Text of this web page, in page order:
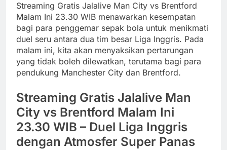
Streaming Gratis Jalalive Man City vs Brentford
Malam Ini 23.30 WIB menawarkan kesempatan
bagi para penggemar sepak bola untuk menikmati
duel seru antara dua tim besar Liga Inggris. Pada
malam ini, kita akan menyaksikan pertarungan
yang tidak boleh dilewatkan, terutama bagi para
pendukung Manchester City dan Brentford.
Streaming Gratis Jalalive Man
City vs Brentford Malam Ini
23.30 WIB – Duel Liga Inggris
dengan Atmosfer Super Panas